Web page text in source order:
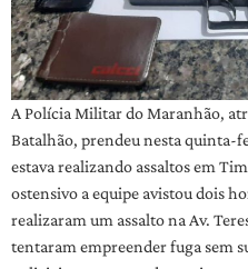
A Polícia Militar do Maranhão,
Batalhão, prendeu nesta quinta-
estava realizando assaltos em
ostensivo a equipe avistou dois
realizaram um assalto na Av.
tentaram empreender fuga sem